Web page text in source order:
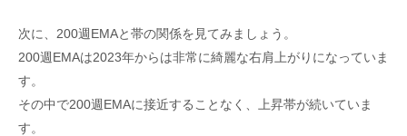
次に、200週EMAと帯の関係を見てみましょう。
200週EMAは2023年からは非常に綺麗な右肩上がりになっていま
す。
その中で200週EMAに接近することなく、上昇帯が続いていま
す。